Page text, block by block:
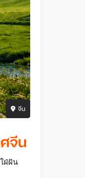
จีน
จีน
ฝ่ฝัน